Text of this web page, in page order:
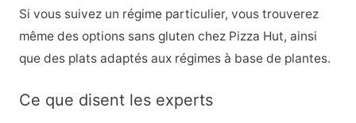
Si vous suivez un régime particulier, vous trouverez
même des options sans gluten chez Pizza Hut, ainsi
que des plats adaptés aux régimes à base de plantes.
Ce que disent les experts